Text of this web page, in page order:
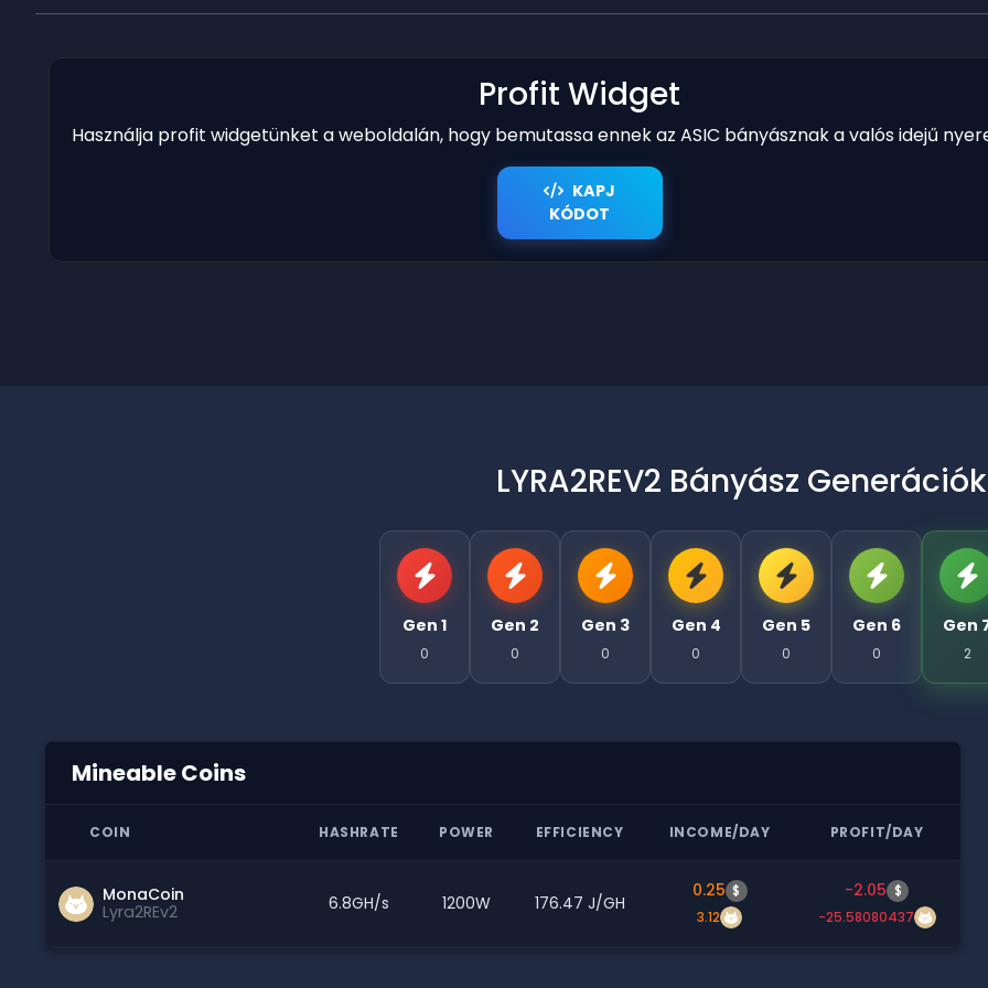
Profit Widget
Használja profit widgetünket a weboldalán, hogy bemutassa ennek az ASIC bányásznak a valós idejű
KAPJ
KÓDOT
LYRA2REV2 Bányász Generációk
Gen 1
0
Gen 2
0
Gen 3
0
Gen 4
0
Gen 5
0
Gen 6
0
Gen
2
Mineable Coins
COIN HASHRATE POWER EFFICIENCY INCOME/DAY PROFIT/DAY
MonaCoin
Lyra2REv2
6.8GH/s 1200W 176.47 J/GH
0.25 $
3.12
-2.05 $
-25.58080437